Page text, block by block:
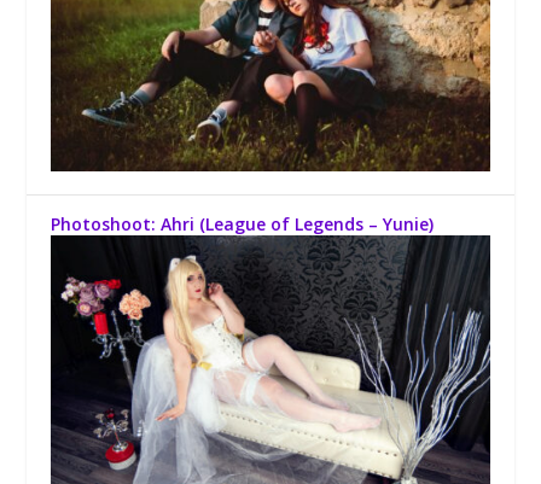
Photoshoot: Ahri (League of Legends – Yunie)